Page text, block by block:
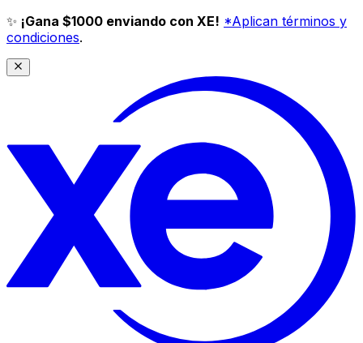
✨ ¡Gana $1000 enviando con XE! *Aplican términos y
condiciones.